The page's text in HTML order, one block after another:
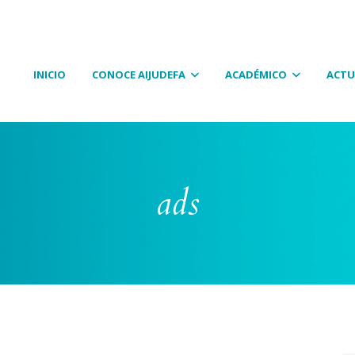
INICIO CONOCE AIJUDEFA ACADÉMICO
ads